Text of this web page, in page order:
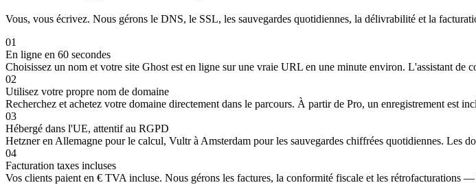
Vous, vous écrivez. Nous gérons le DNS, le SSL, les sauvegardes quotidiennes, la délivrabilité et la
01
En ligne en 60 secondes
Choisissez un nom et votre site Ghost est en ligne sur une vraie URL en une minute environ. L'assistant
02
Utilisez votre propre nom de domaine
Recherchez et achetez votre domaine directement dans le parcours. À partir de Pro, un enregistrement est
03
Hébergé dans l'UE, attentif au RGPD
Hetzner en Allemagne pour le calcul, Vultr à Amsterdam pour les sauvegardes chiffrées quotidiennes. Les
04
Facturation taxes incluses
Vos clients paient en € TVA incluse. Nous gérons les factures, la conformité fiscale et les rétrofacturations —